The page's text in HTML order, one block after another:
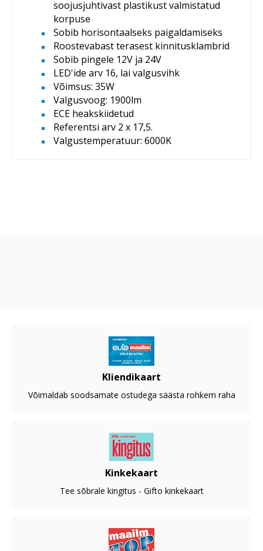
soojusjuhtivast plastikust valmistatud
korpuse
Sobib horisontaalseks paigaldamiseks
Roostevabast terasest kinnitusklambrid
Sobib pingele 12V ja 24V
LED'ide arv 16, lai valgusvihk
Võimsus: 35W
Valgusvoog: 1900lm
ECE heakskiidetud
Referentsi arv 2 x 17,5.
Valgustemperatuur: 6000K
Kliendikaart
Võimaldab soodsamate ostudega säästa rohkem raha
Kinkekaart
Tee sõbrale kingitus - Gifto kinkekaart